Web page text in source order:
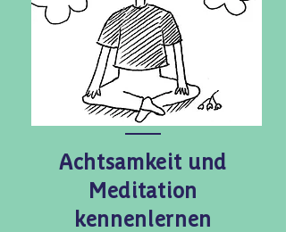
Achtsamkeit und
Meditation
kennenlernen